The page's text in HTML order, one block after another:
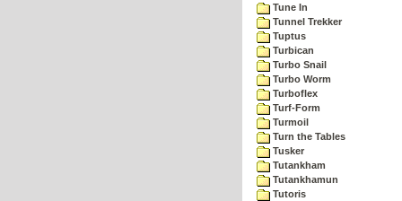
Tune In
Tunnel Trekker
Tuptus
Turbican
Turbo Snail
Turbo Worm
Turboflex
Turf-Form
Turmoil
Turn the Tables
Tusker
Tutankham
Tutankhamun
Tutoris